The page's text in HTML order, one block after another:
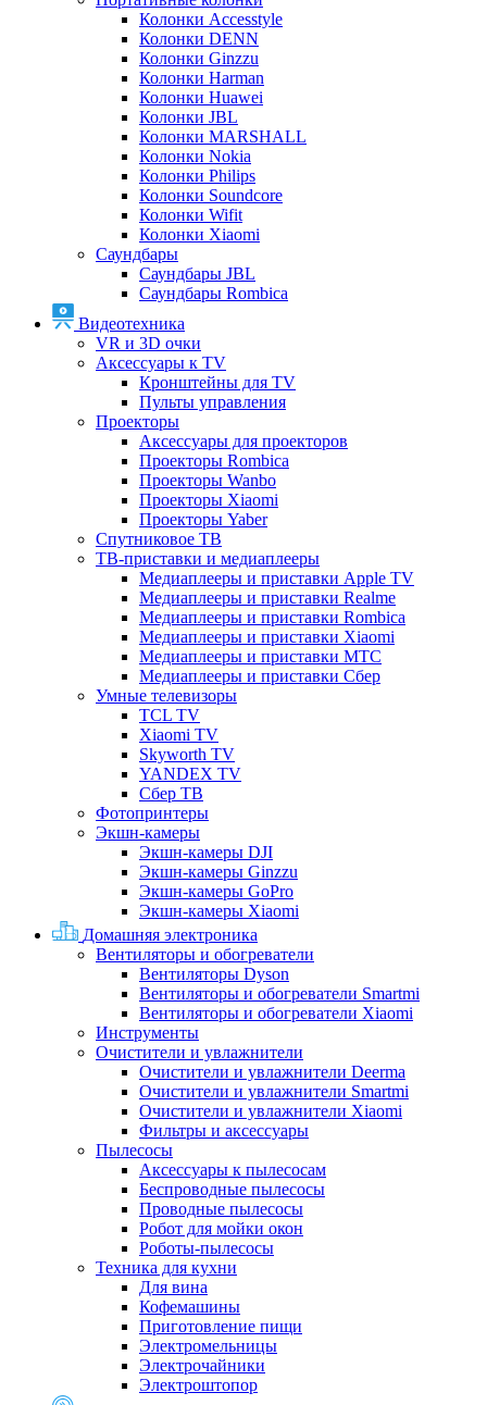
Колонки Accesstyle
Колонки DENN
Колонки Ginzzu
Колонки Harman
Колонки Huawei
Колонки JBL
Колонки MARSHALL
Колонки Nokia
Колонки Philips
Колонки Soundcore
Колонки Wifit
Колонки Xiaomi
Саундбары
Саундбары JBL
Саундбары Rombica
Видеотехника
VR и 3D очки
Аксессуары к TV
Кронштейны для TV
Пульты управления
Проекторы
Аксессуары для проекторов
Проекторы Rombica
Проекторы Wanbo
Проекторы Xiaomi
Проекторы Yaber
Спутниковое ТВ
ТВ-приставки и медиаплееры
Медиаплееры и приставки Apple TV
Медиаплееры и приставки Realme
Медиаплееры и приставки Rombica
Медиаплееры и приставки Xiaomi
Медиаплееры и приставки МТС
Медиаплееры и приставки Сбер
Умные телевизоры
TCL TV
Xiaomi TV
Skyworth TV
YANDEX TV
Сбер ТВ
Фотопринтеры
Экшн-камеры
Экшн-камеры DJI
Экшн-камеры Ginzzu
Экшн-камеры GoPro
Экшн-камеры Xiaomi
Домашняя электроника
Вентиляторы и обогреватели
Вентиляторы Dyson
Вентиляторы и обогреватели Smartmi
Вентиляторы и обогреватели Xiaomi
Инструменты
Очистители и увлажнители
Очистители и увлажнители Deerma
Очистители и увлажнители Smartmi
Очистители и увлажнители Xiaomi
Фильтры и аксессуары
Пылесосы
Аксессуары к пылесосам
Беспроводные пылесосы
Проводные пылесосы
Робот для мойки окон
Роботы-пылесосы
Техника для кухни
Для вина
Кофемашины
Приготовление пищи
Электромельницы
Электрочайники
Электроштопор